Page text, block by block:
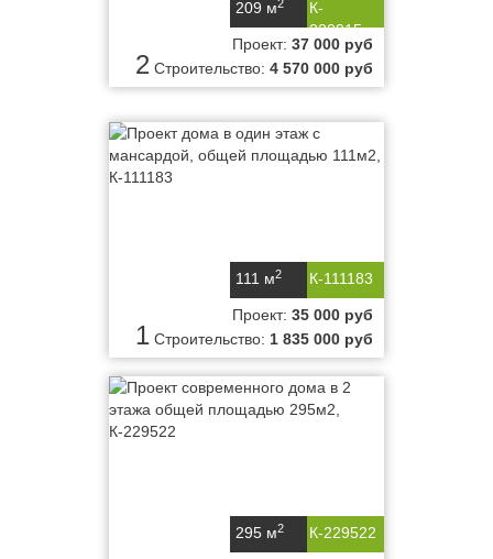
К-
220915
209 м2
2
Проект: 37 000 руб
Строительство: 4 570 000 руб
К-111183
111 м2
1
Проект: 35 000 руб
Строительство: 1 835 000 руб
К-229522
295 м2